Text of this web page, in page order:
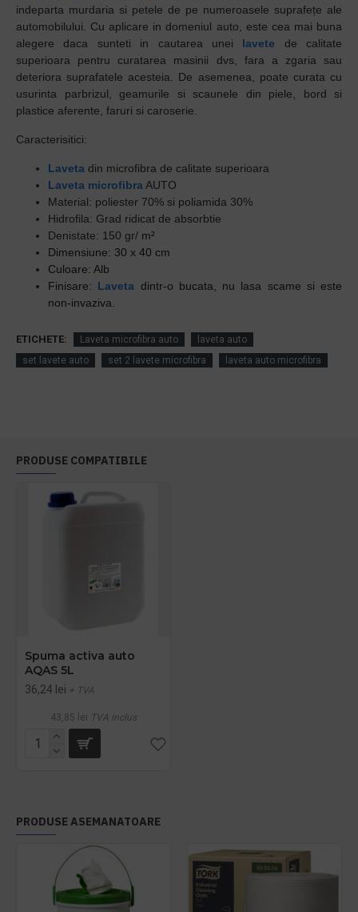
indeparta murdaria si petele de pe numeroasele suprafețe ale
automobilului. Cu aplicare in domeniul auto, este cea mai buna
alegere daca sunteti in cautarea unei lavete de calitate
superioara pentru curatarea masinii dvs, fara a zgaria sau
deteriora suprafatele acesteia. De asemenea, poate curata cu
usurinta parbrizul, geamurile si scaunele din piele, bord si
plastice aferente, faruri si caroserie.
Caracterisitici:
Laveta din microfibra de calitate superioara
Laveta microfibra AUTO
Material: poliester 70% si poliamida 30%
Hidrofila: Grad ridicat de absorbtie
Denistate: 150 gr/ m²
Dimensiune: 30 x 40 cm
Culoare: Alb
Finisare: Laveta dintr-o bucata, nu lasa scame si este
non-invaziva.
ETICHETE: Laveta microfibra auto
laveta auto
set lavete auto
set 2 lavete microfibra laveta auto microfibra
PRODUSE COMPATIBILE
Spuma activa auto
AQAS 5L
36,24 lei + TVA
43,85 lei TVA inclus
PRODUSE ASEMANATOARE